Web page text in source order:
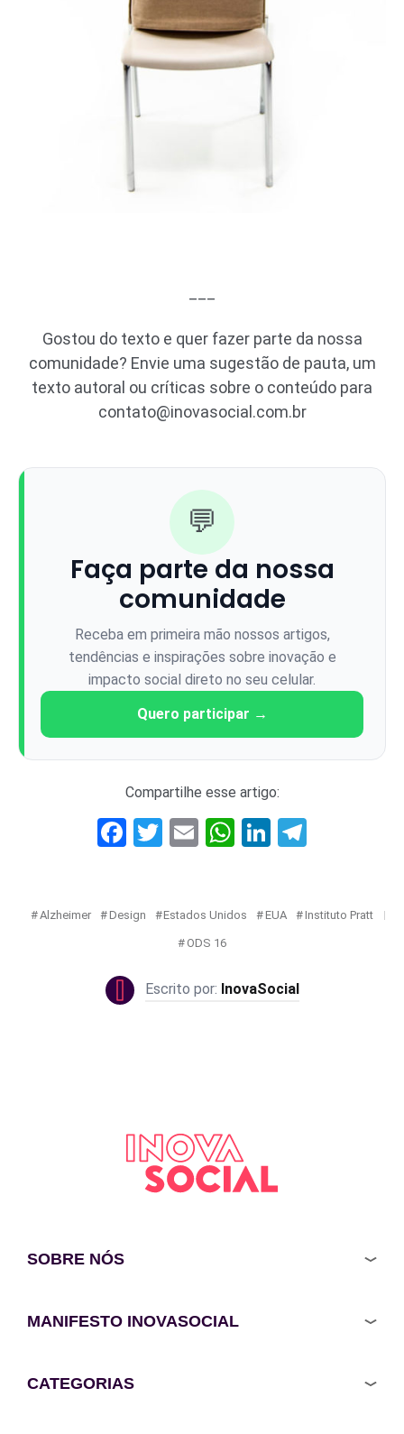
Gostou do texto e quer fazer parte da nossa
comunidade? Envie uma sugestão de pauta, um
texto autoral ou críticas sobre o conteúdo para
contato@inovasocial.com.br
💬
Faça parte da nossa
comunidade
Receba em primeira mão nossos artigos,
tendências e inspirações sobre inovação e
impacto social direto no seu celular.
Quero participar →
Compartilhe esse artigo:
Facebook
Twitter
EmailWhatsApp
LinkedIn
Alzheimer Design Estados Unidos EUA Instituto Pratt
ODS 16
InovaSocial
SOBRE NÓS
MANIFESTO INOVASOCIAL
CATEGORIAS